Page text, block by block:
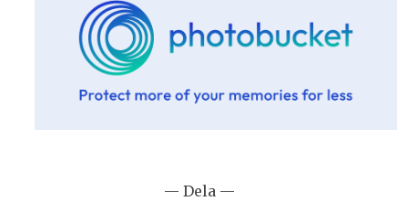
— Dela —